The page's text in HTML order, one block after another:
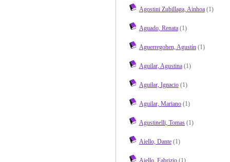
Agostini Zubillaga, Ainhoa(1)
Aguado, Renata(1)
Aguerregohen, Agustín(1)
Aguilar, Agustina(1)
Aguilar, Ignacio(1)
Aguilar, Mariano(1)
Agustinelli, Tomas(1)
Aiello, Dante(1)
Aiello, Fabrizio(1)